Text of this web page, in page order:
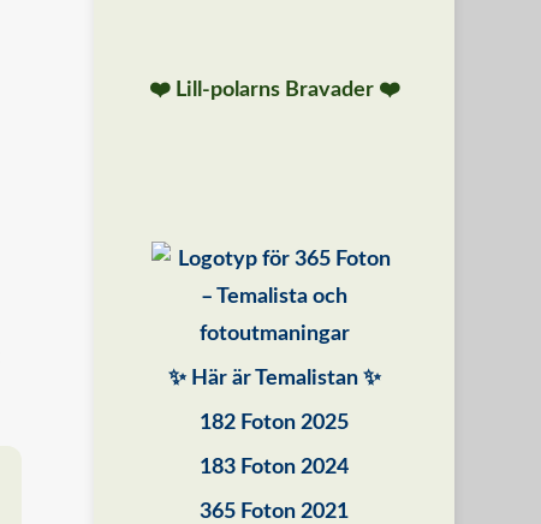
❤️ Lill-polarns Bravader ❤️
✨ Här är Temalistan ✨
182 Foton 2025
183 Foton 2024
365 Foton 2021